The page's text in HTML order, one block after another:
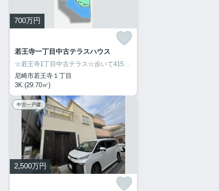
700万円
若王寺一丁目中古テラスハウス
☆若王寺1丁目中古テラス☆歩いて415mの場所に、コープ尼崎近松店があります。間取が3Kの物件です。角地なので日当たりも良く健康的な生活に適しています。物件の周辺に駅が2つあるので通勤・通学がラクラク快適です。尼崎市で新生活を始めるのであれば、不動産情報を豊富に扱う当社までご連絡ください。まずはお問い合わせからお待ちしております。
尼崎市若王寺１丁目
3K (29.70㎡)
中古一戸建
2,500万円